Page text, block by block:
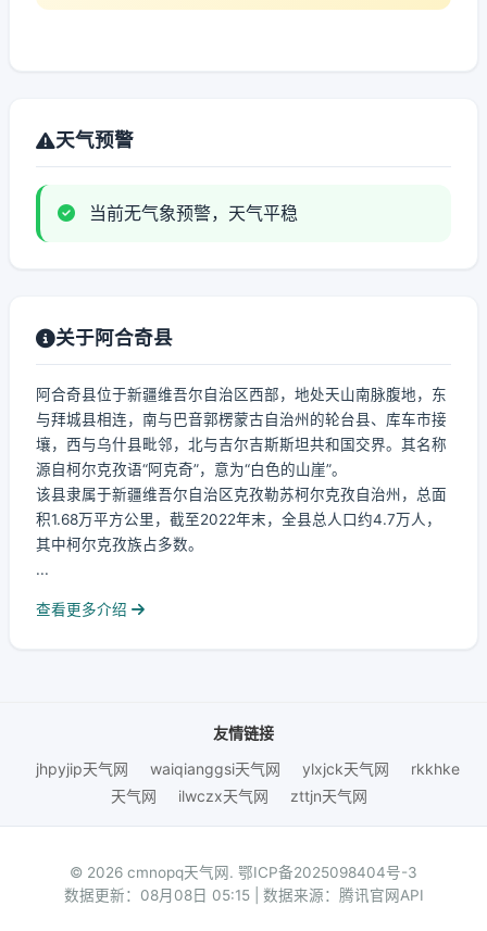
天气预警
当前无气象预警，天气平稳
关于阿合奇县
阿合奇县位于新疆维吾尔自治区西部，地处天山南脉腹地，东
与拜城县相连，南与巴音郭楞蒙古自治州的轮台县、库车市接
壤，西与乌什县毗邻，北与吉尔吉斯斯坦共和国交界。其名称
源自柯尔克孜语“阿克奇”，意为“白色的山崖”。
该县隶属于新疆维吾尔自治区克孜勒苏柯尔克孜自治州，总面
积1.68万平方公里，截至2022年末，全县总人口约4.7万人，
其中柯尔克孜族占多数。
...
查看更多介绍
友情链接
jhpyjip天气网
waiqianggsi天气网 ylxjck天气网
rkkhke
天气网
ilwczx天气网 zttjn天气网
© 2026 cmnopq天气网. 鄂ICP备2025098404号-3
数据更新：08月08日 05:15 | 数据来源：腾讯官网API